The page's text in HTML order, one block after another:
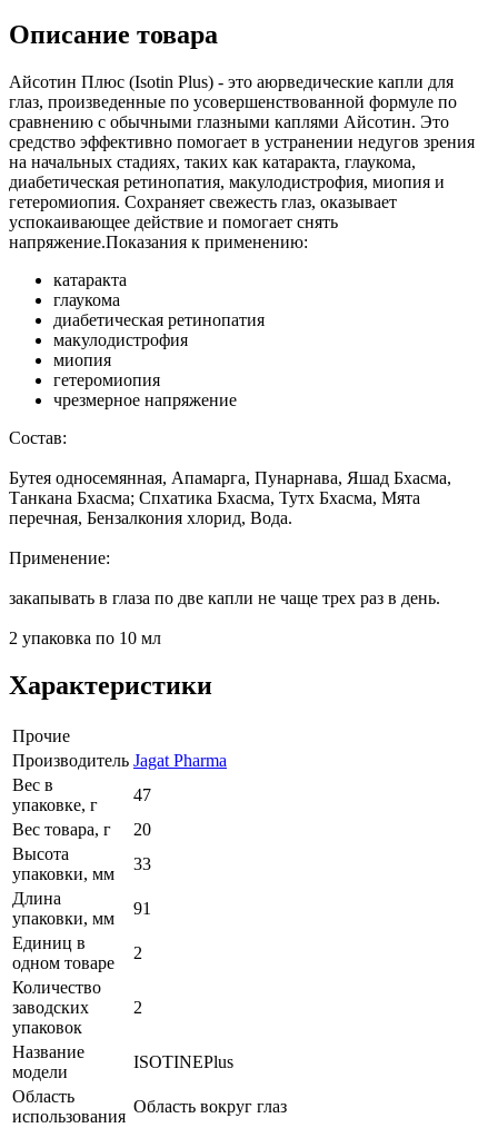
Описание товара
Айсотин Плюс (Isotin Plus) - это аюрведические капли для
глаз, произведенные по усовершенствованной формуле по
сравнению с обычными глазными каплями Айсотин. Это
средство эффективно помогает в устранении недугов зрения
на начальных стадиях, таких как катаракта, глаукома,
диабетическая ретинопатия, макулодистрофия, миопия и
гетеромиопия. Сохраняет свежесть глаз, оказывает
успокаивающее действие и помогает снять
напряжение.Показания к применению:
катаракта
глаукома
диабетическая ретинопатия
макулодистрофия
миопия
гетеромиопия
чрезмерное напряжение
Состав:
Бутея односемянная, Апамарга, Пунарнава, Яшад Бхасма,
Танкана Бхасма; Спхатика Бхасма, Тутх Бхасма, Мята
перечная, Бензалкония хлорид, Вода.
Применение:
закапывать в глаза по две капли не чаще трех раз в день.
2 упаковка по 10 мл
Характеристики
Прочие
Производитель Jagat Pharma
Вес в
упаковке, г
47
Вес товара, г
20
Высота
упаковки, мм
33
Длина
упаковки, мм
91
Единиц в
одном товаре
2
Количество
заводских
упаковок
2
Название
модели
ISOTINEPlus
Область
использования
Область вокруг глаз